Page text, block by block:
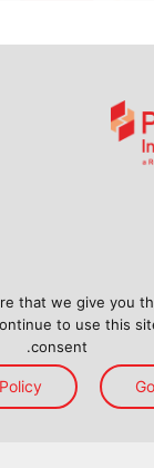
that we give you
to use this
consent.